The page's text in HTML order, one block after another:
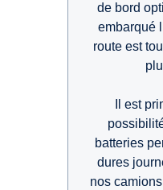
de bord
embarqué
route est
Il est
batteries
dures
nos